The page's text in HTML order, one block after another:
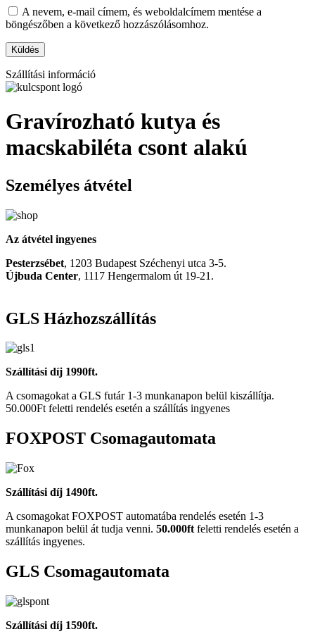
A nevem, e-mail címem, és weboldalcímem mentése a
böngészőben a következő hozzászólásomhoz.
Szállítási információ
Gravírozható kutya és
macskabiléta csont alakú
Személyes átvétel
Az átvétel ingyenes
Pesterzsébet, 1203 Budapest Széchenyi utca 3-5.
Újbuda Center, 1117 Hengermalom út 19-21.
GLS Házhozszállítás
Szállítási díj 1990ft.
A csomagokat a GLS futár 1-3 munkanapon belül kiszállítja.
50.000Ft feletti rendelés esetén a szállítás ingyenes
FOXPOST Csomagautomata
Szállítási díj 1490ft.
A csomagokat FOXPOST automatába rendelés esetén 1-3
munkanapon belül át tudja venni. 50.000ft feletti rendelés esetén a
szállítás ingyenes.
GLS Csomagautomata
Szállítási díj 1590ft.